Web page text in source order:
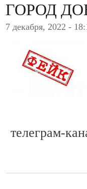
ГОРОД
7 декабря, 2022 -
телеграм-